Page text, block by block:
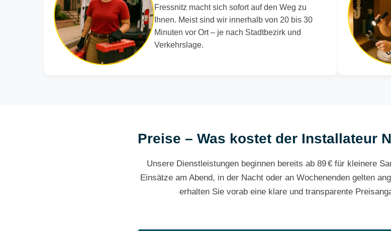
Fressnitz macht sich sofort auf den Weg zu
Ihnen. Meist sind wir innerhalb von 20 bis 30
Minuten vor Ort – je nach Stadtbezirk und
Verkehrslage.
Preise – Was kostet der Installateur
Unsere Dienstleistungen beginnen bereits ab 89 € für kleinere
Einsätze am Abend, in der Nacht oder an Wochenenden gelten
erhalten Sie vorab eine klare und transparente